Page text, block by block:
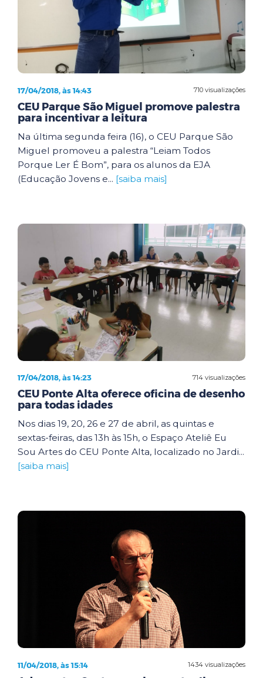
710 visualizações
17/04/2018, às 14:43
CEU Parque São Miguel promove palestra
para incentivar a leitura
Na última segunda feira (16), o CEU Parque São
Miguel promoveu a palestra “Leiam Todos
Porque Ler É Bom”, para os alunos da EJA
(Educação Jovens e... [saiba mais]
714 visualizações
17/04/2018, às 14:23
CEU Ponte Alta oferece oficina de desenho
para todas idades
Nos dias 19, 20, 26 e 27 de abril, as quintas e
sextas-feiras, das 13h às 15h, o Espaço Ateliê Eu
Sou Artes do CEU Ponte Alta, localizado no Jardi...
[saiba mais]
1434 visualizações
11/04/2018, às 15:14